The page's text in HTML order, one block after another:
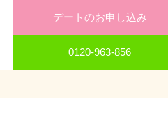
デートのお申し込み
0120-963-856